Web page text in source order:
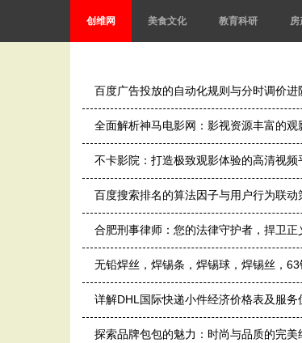
创维网 美食文化 教育科研
百度广告投放的自动化规则与分时调价进
全面解析神马电影网：影视资源丰富的观
不卡影院：打造极致观影体验的高清视频
百度搜索排名的算法因子与用户行为联动
合肥刑事律师：您的法律守护者，捍卫正
无铅焊丝，焊锡条，焊锡球，焊锡丝，
详解DHL国际快递小件经济价格表及服务
探索品牌包包的魅力：时尚与品质的完美